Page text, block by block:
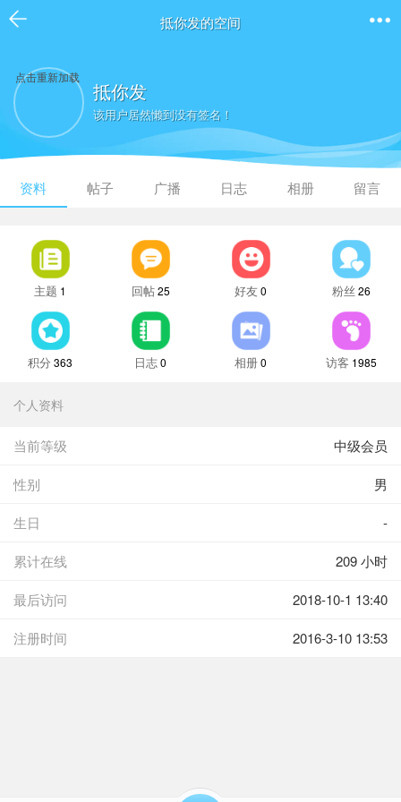
抵你发的空间
点击重新加载
抵你发
该用户居然懒到没有签名！
资料 帖子 广播 日志 相册 留言
主题 1 回帖 25 好友0 粉丝 26
积分 363 日志0 相册0 访客 1985
个人资料
当前等级 中级会员
性别 男
生日 -
累计在线 209 小时
最后访问 2018-10-1 13:40
注册时间 2016-3-10 13:53